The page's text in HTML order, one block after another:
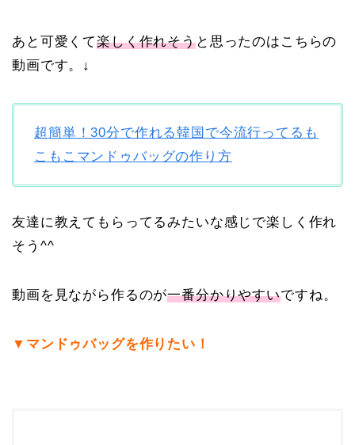
あと可愛くて楽しく作れそうと思ったのはこちらの
動画です。↓
超簡単！30分で作れる韓国で今流行ってるも
こもこマンドゥバッグの作り方
友達に教えてもらってるみたいな感じで楽しく作れ
そう^^
動画を見ながら作るのが一番分かりやすいですね。
▼マンドゥバッグを作りたい！